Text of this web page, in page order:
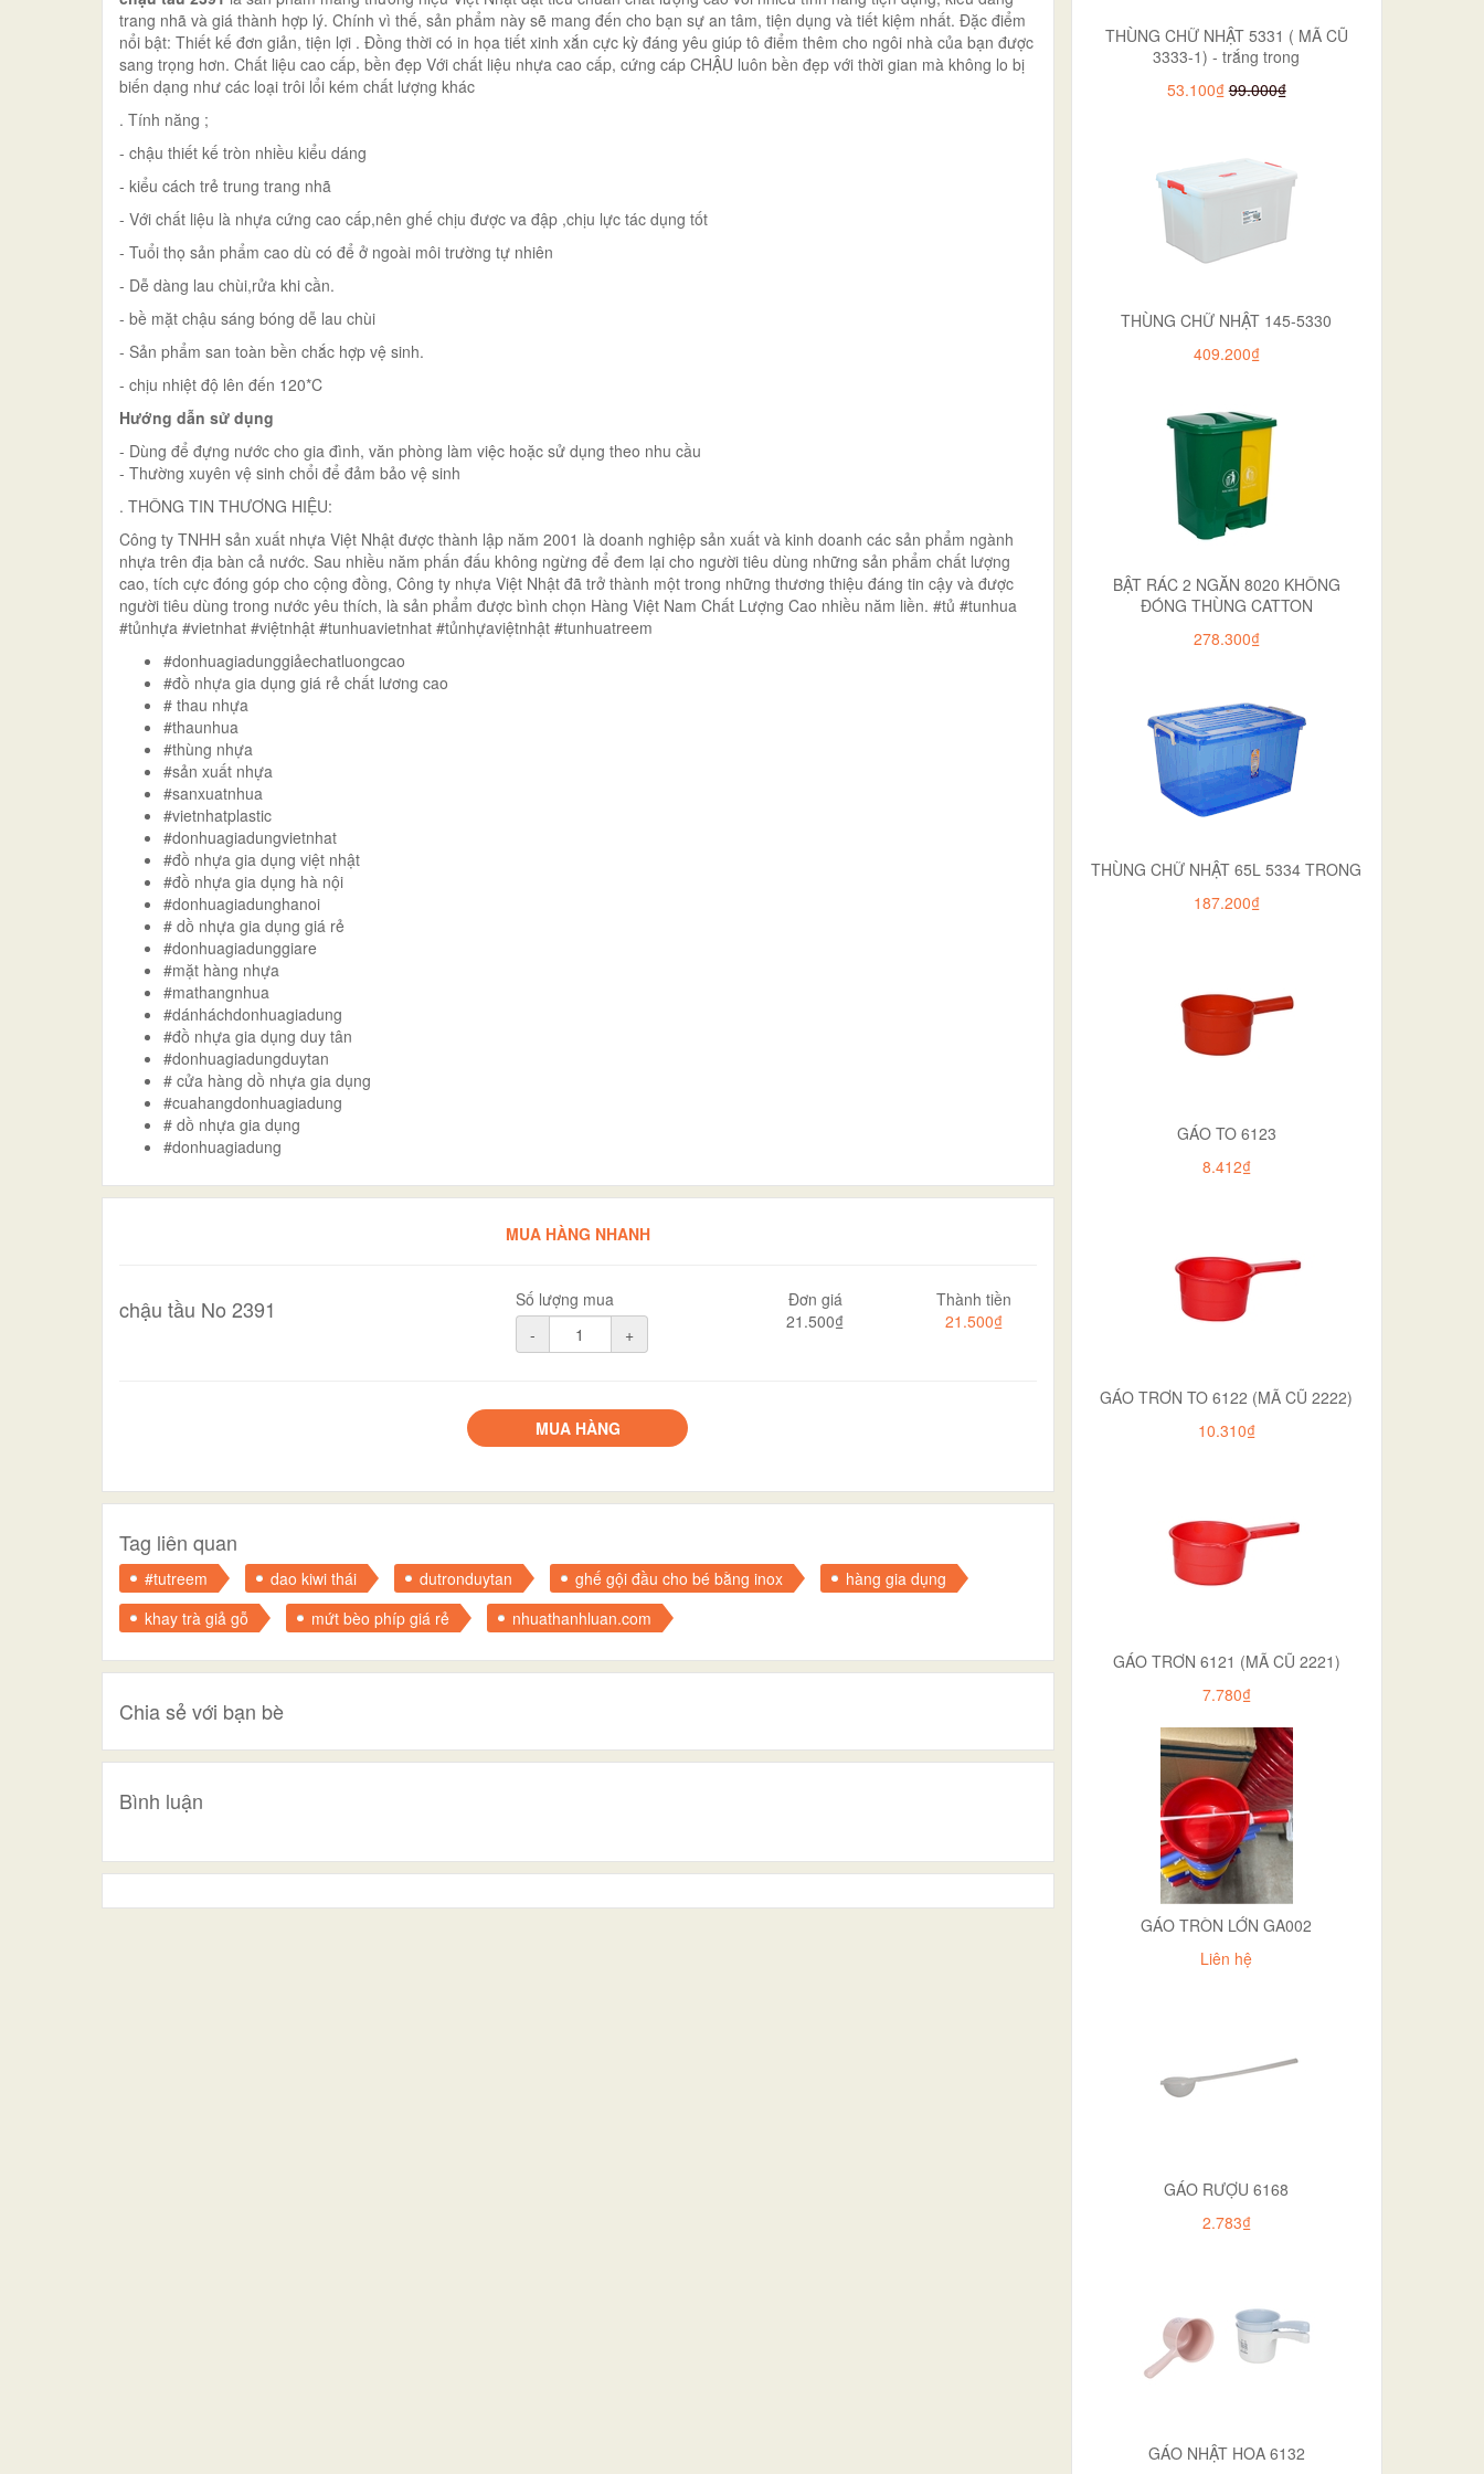
trang nhã và giá thành hợp lý. Chính vì thế, sản phẩm này sẽ mang đến cho bạn sự an tâm, tiện dụng và tiết kiệm nhất. Đặc điểm
nổi bật: Thiết kế đơn giản, tiện lợi . Đồng thời có in họa tiết xinh xắn cực kỳ đáng yêu giúp tô điểm thêm cho ngôi nhà của bạn được
sang trọng hơn. Chất liệu cao cấp, bền đẹp Với chất liệu nhựa cao cấp, cứng cáp CHẬU luôn bền đẹp với thời gian mà không lo bị
biến dạng như các loại trôi lổi kém chất lượng khác
. Tính năng ;
- chậu thiết kế tròn nhiều kiểu dáng
- kiểu cách trẻ trung trang nhã
- Với chất liệu là nhựa cứng cao cấp,nên ghế chịu được va đập ,chịu lực tác dụng tốt
- Tuổi thọ sản phẩm cao dù có để ở ngoài môi trường tự nhiên
- Dễ dàng lau chùi,rửa khi cần.
- bề mặt chậu sáng bóng dễ lau chùi
- Sản phẩm san toàn bền chắc hợp vệ sinh.
- chịu nhiệt độ lên đến 120*C
Hướng dẫn sử dụng
- Dùng để đựng nước cho gia đình, văn phòng làm việc hoặc sử dụng theo nhu cầu
- Thường xuyên vệ sinh chổi để đảm bảo vệ sinh
. THÔNG TIN THƯƠNG HIỆU:
Công ty TNHH sản xuất nhựa Việt Nhật được thành lập năm 2001 là doanh nghiệp sản xuất và kinh doanh các sản phẩm ngành
nhựa trên địa bàn cả nước. Sau nhiều năm phấn đấu không ngừng để đem lại cho người tiêu dùng những sản phẩm chất lượng
cao, tích cực đóng góp cho cộng đồng, Công ty nhựa Việt Nhật đã trở thành một trong những thương thiệu đáng tin cậy và được
người tiêu dùng trong nước yêu thích, là sản phẩm được bình chọn Hàng Việt Nam Chất Lượng Cao nhiều năm liền. #tủ #tunhua
#tủnhựa #vietnhat #việtnhật #tunhuavietnhat #tủnhựaviệtnhật #tunhuatreem
#donhuagiadunggiảechatluongcao
#đồ nhựa gia dụng giá rẻ chất lương cao
# thau nhựa
#thaunhua
#thùng nhựa
#sản xuất nhựa
#sanxuatnhua
#vietnhatplastic
#donhuagiadungvietnhat
#đồ nhựa gia dụng việt nhật
#đồ nhựa gia dụng hà nội
#donhuagiadunghanoi
# dồ nhựa gia dụng giá rẻ
#donhuagiadunggiare
#mặt hàng nhựa
#mathangnhua
#dánháchdonhuagiadung
#đồ nhựa gia dụng duy tân
#donhuagiadungduytan
# cửa hàng dồ nhựa gia dụng
#cuahangdonhuagiadung
# dồ nhựa gia dụng
#donhuagiadung
MUA HÀNG NHANH
chậu tầu No 2391
Số lượng mua
-
+
Đơn giá
21.500₫
Thành tiền
21.500₫
MUA HÀNG
Tag liên quan
#tutreem dao kiwi thái dutronduytan ghế gội đầu cho bé bằng inox
hàng gia dụng
khay trà giả gỗ
mứt bèo phíp giá rẻ nhuathanhluan.com
Chia sẻ với bạn bè
Bình luận
THÙNG CHỮ NHẬT 5331 ( MÃ CŨ
3333-1) - trắng trong
53.100₫ 99.000₫
THÙNG CHỮ NHẬT 145-5330
409.200₫
BẬT RÁC 2 NGĂN 8020 KHÔNG
ĐÓNG THÙNG CATTON
278.300₫
THÙNG CHỮ NHẬT 65L 5334 TRONG
187.200₫
GÁO TO 6123
8.412₫
GÁO TRƠN TO 6122 (MÃ CŨ 2222)
10.310₫
GÁO TRƠN 6121 (MÃ CŨ 2221)
7.780₫
GÁO TRÒN LỚN GA002
Liên hệ
GÁO RƯỢU 6168
2.783₫
GÁO NHẬT HOA 6132